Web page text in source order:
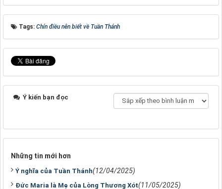
Tags: Chín điều nên biết về Tuần Thánh
Ý kiến bạn đọc
Những tin mới hơn
Ý nghĩa của Tuần Thánh(12/04/2025)
Đức Maria là Mẹ của Lòng Thương Xót(11/05/2025)